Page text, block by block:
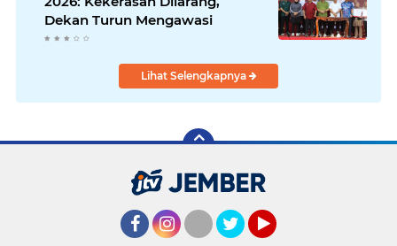
Dekan Turun Mengawasi
Lihat Selengkapnya